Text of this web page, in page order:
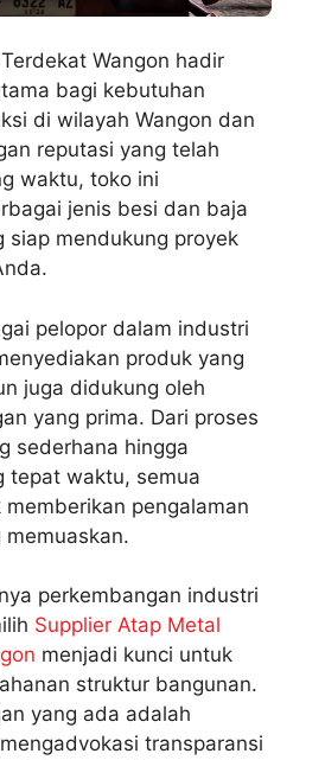
Wangon hadir
bagi kebutuhan
di wilayah Wangon dan
reputasi yang telah
waktu, toko ini
jenis besi dan baja
siap mendukung proyek
pelopor dalam industri
produk yang
juga didukung oleh
yang prima. Dari proses
sederhana hingga
tepat waktu, semua
pengalaman
perkembangan industri
Supplier Atap Metal
menjadi kunci untuk
struktur bangunan.
yang ada adalah
transparansi